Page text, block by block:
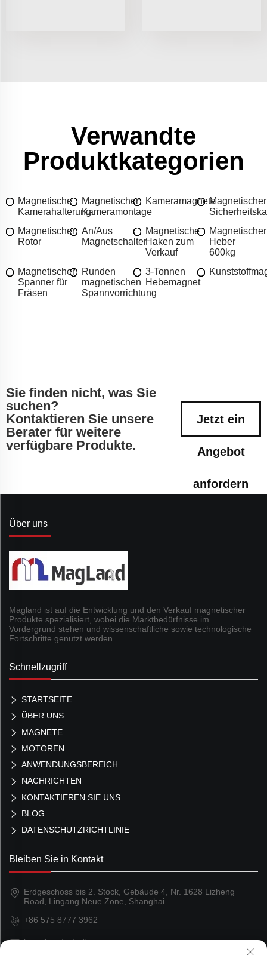
Verwandte
Produktkategorien
Magnetische
Kamerahalterung
Magnetischer
Kameramontage
KameramagneteMagnetischer
Magnetischer
Rotor
An/Aus
Magnetschalter
Magnetische
Haken zum
Verkauf
Magnetischer
Heber
600kg
Magnetischer
Spanner für
Fräsen
Runden
magnetischen
Spannvorrichtung
3-Tonnen
Hebemagnet
Sie finden nicht, was Sie
suchen?
Kontaktieren Sie unsere
Berater für weitere
verfügbare Produkte.
Jetzt ein
Angebot
anfordern
Über uns
Magland ist auf die Entwicklung und den Verkauf magnetischer
Produkte spezialisiert, wobei die Marktbedürfnisse im
Vordergrund stehen und wissenschaftliche sowie technologische
Fortschritte genutzt werden.
Schnellzugriff
STARTSEITE
ÜBER UNS
MAGNETE
MOTOREN
ANWENDUNGSBEREICH
NACHRICHTEN
KONTAKTIEREN SIE UNS
BLOG
DATENSCHUTZRICHTLINIE
Bleiben Sie in Kontakt
Erdgeschoss bis 2. Stock, Gebäude 4, Nr. 1628 Lizheng
Road, Lingang Neue Zone, Shanghai
+86 575 8777 3962
[email protected]